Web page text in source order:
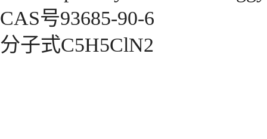
CAS号93685-90-6
分子式C5H5ClN2